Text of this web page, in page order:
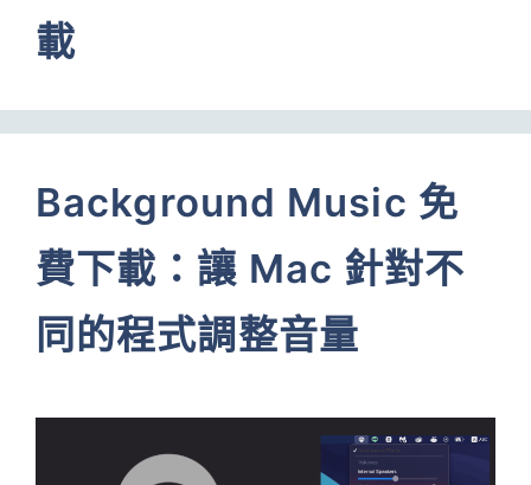
載
Background Music 免
費下載：讓 Mac 針對不
同的程式調整音量